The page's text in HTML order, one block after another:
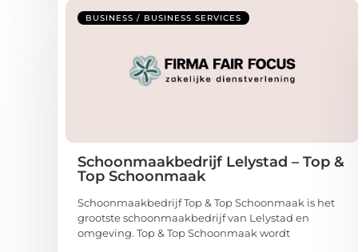
BUSINESS / BUSINESS SERVICES
Schoonmaakbedrijf Lelystad – Top &
Top Schoonmaak
Schoonmaakbedrijf Top & Top Schoonmaak is het
grootste schoonmaakbedrijf van Lelystad en
omgeving. Top & Top Schoonmaak wordt